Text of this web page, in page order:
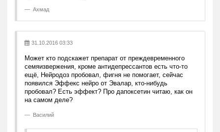
Ахмад
31.10.2016 03:33
Может кто подскажет препарат от преждевременного
семяизвержения, кроме антидепрессантов есть что-то
ещё, Нейродоз пробовал, фигня не помогает, сейчас
появился Эффекс нейро от Эвалар, кто-нибудь
пробовал? Есть эффект? Про дапоксетин читаю, как он
на самом деле?
Василий